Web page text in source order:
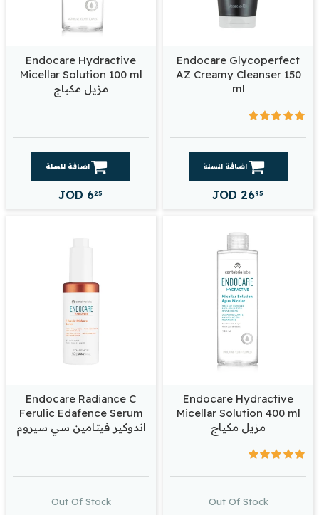
Endocare Glycoperfect
AZ Creamy Cleanser 150
ml
اضافة للسلة
JOD 2695
Endocare Hydractive
Micellar Solution 100 ml
مزيل مكياج
اضافة للسلة
JOD 625
Endocare Hydractive
Micellar Solution 400 ml
مزيل مكياج
Out Of Stock
Endocare Radiance C
Ferulic Edafence Serum
اندوكير فيتامين سي سيروم
Out Of Stock